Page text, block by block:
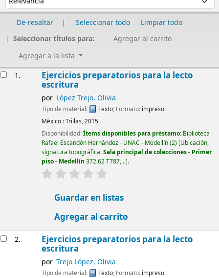
De-resaltar Seleccionar todo
Limpiar todo
Seleccionar títulos para:
Agregar al carrito
Agregar a la lista
1. Ejercicios preparatorios para la lecto
escritura
por López Trejo, Olivia
Tipo de material: Texto; Formato: impreso
México :Trillas,2015
Disponibilidad:Ítems disponibles para préstamo: Biblioteca
Rafael Escandón Hernández - UNAC - Medellín(2) Ubicación,
signatura topográfica:Sala principal de colecciones - Primer
piso - Medellín 372.62 T787, .. .
valoración
Guardar en listas
Agregar al carrito
2. Ejercicios preparatorios para la lecto
escritura
por Trejo López, Olivia
Tipo de material: Texto; Formato: impreso